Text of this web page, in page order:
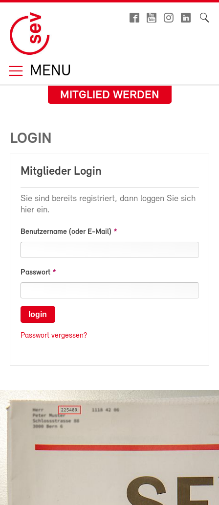
MENU
MITGLIED WERDEN
LOGIN
Mitglieder Login
Sie sind bereits registriert, dann loggen Sie sich
hier ein.
Benutzername (oder E-Mail)
Passwort
login
Passwort vergessen?